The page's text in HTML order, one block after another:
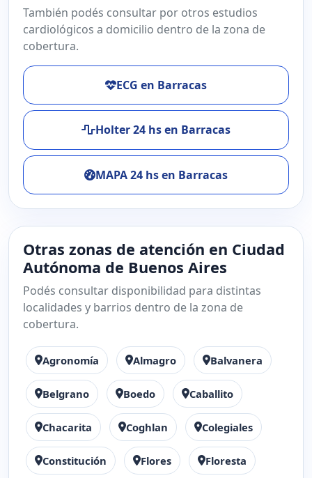
También podés consultar por otros estudios
cardiológicos a domicilio dentro de la zona de
cobertura.
ECG en Barracas
Holter 24 hs en Barracas
MAPA 24 hs en Barracas
Otras zonas de atención en Ciudad
Autónoma de Buenos Aires
Podés consultar disponibilidad para distintas
localidades y barrios dentro de la zona de
cobertura.
Agronomía Almagro Balvanera
Belgrano Boedo Caballito
Chacarita Coghlan Colegiales
Constitución Flores Floresta